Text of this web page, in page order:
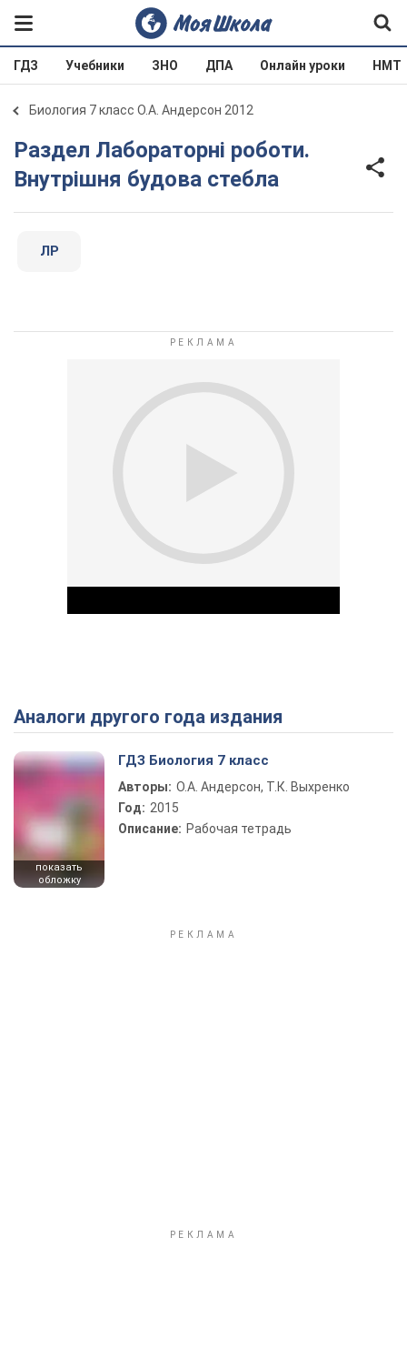
ГДЗ Учебники ЗНО ДПА Онлайн уроки НМТ
Биология 7 класс О.А. Андерсон 2012
Раздел Лабораторні роботи.
Внутрішня будова стебла
ЛР
Play Video
Аналоги другого года издания
показать
обложку
ГДЗ Биология 7 класс
Авторы: О.А. Андерсон, Т.К. Выхренко
Год: 2015
Описание: Рабочая тетрадь